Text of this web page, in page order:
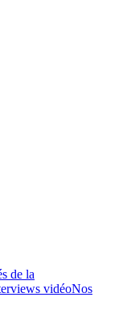
de la
vidéoNos